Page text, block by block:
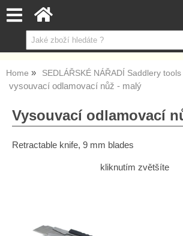
Home SEDLÁŘSKÉ NÁŘADÍ Saddlery tools
vysouvací odlamovací nůž - malý
Vysouvací odlamovací
Retractable knife, 9 mm blades
kliknutím zvětšíte